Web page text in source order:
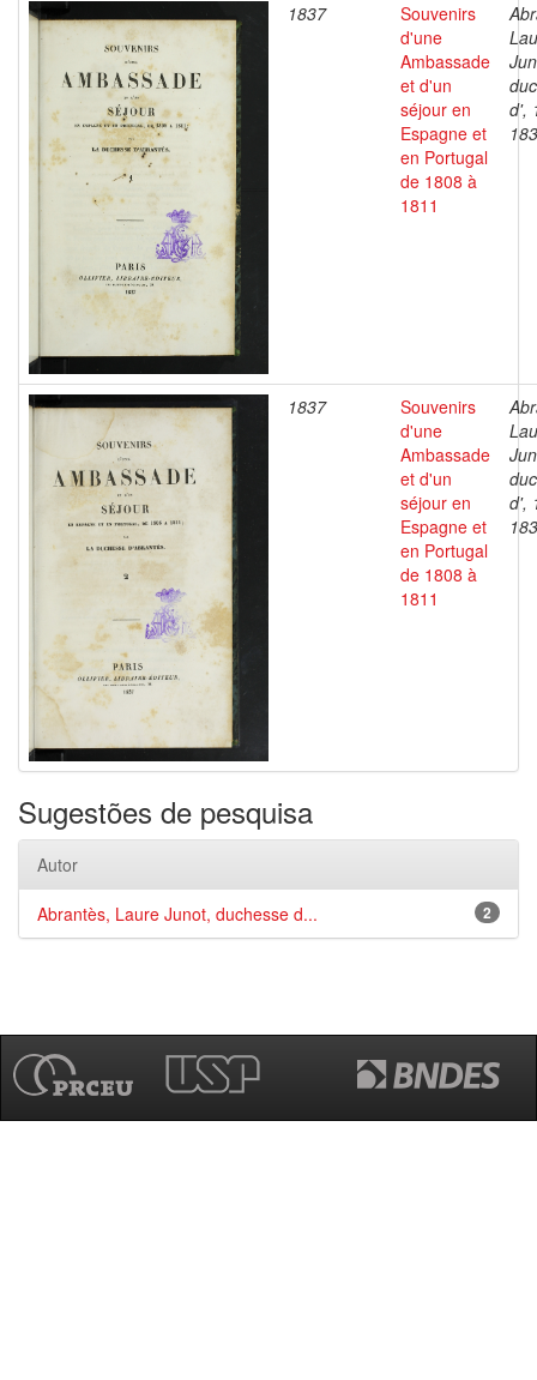
1837
Souvenirs
d'une
Ambassade
et d'un
séjour en
Espagne et
en Portugal
de 1808 à
1811
d',
1837
Souvenirs
d'une
Ambassade
et d'un
séjour en
Espagne et
en Portugal
de 1808 à
1811
d',
Sugestões de pesquisa
Autor
2
Abrantès, Laure Junot, duchesse d...